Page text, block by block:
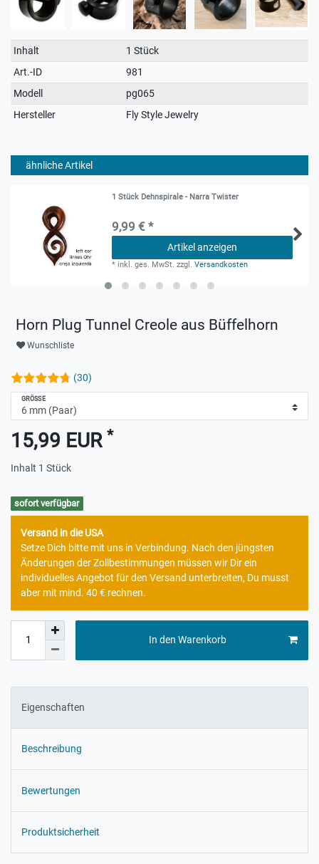
Technisches
Merkmal
Wert
Inhalt
1 Stück
Art.-ID
981
Modell
pg065
Hersteller
Fly Style Jewelry
ähnliche Artikel
1 Stück Dehnspirale - Narra Twister
9,99 € *
Artikel anzeigen
* inkl. ges. MwSt. zzgl.Versandkosten
Horn Plug Tunnel Creole aus Büffelhorn
Wunschliste
(30)
GRÖSSE
15,99 EUR *
Inhalt 1 Stück
sofort verfügbar
Versand in die USA
Setze Dich bitte mit uns in Verbindung. Nach den jüngsten
Änderungen der Zollbestimmungen müssen wir Dir ein
individuelles Angebot für den Versand unterbreiten, Du musst
aber mit mind. 40 € rechnen.
In den Warenkorb
Eigenschaften
Beschreibung
Bewertungen
Produktsicherheit